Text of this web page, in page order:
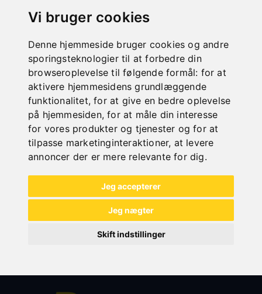
Vi bruger cookies
Denne hjemmeside bruger cookies og andre
sporingsteknologier til at forbedre din
browseroplevelse til følgende formål: for at
aktivere hjemmesidens grundlæggende
funktionalitet,for at give en bedre oplevelse
på hjemmesiden,for at måle din interesse
for vores produkter og tjenester og for at
tilpasse marketinginteraktioner, at levere
annoncer der er mere relevante for dig.
Jeg accepterer
Jeg nægter
Skift indstillinger
TILBEHØR TIL HYDRAULISKE
MASKINSAKSE